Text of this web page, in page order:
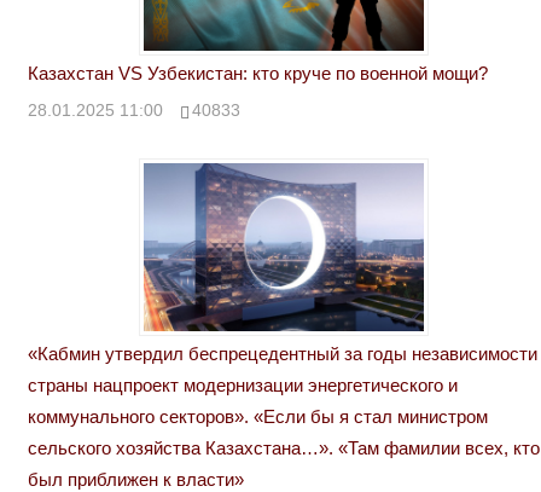
Казахстан VS Узбекистан: кто круче по военной мощи?
28.01.2025 11:00 40833
«Кабмин утвердил беспрецедентный за годы независимости
страны нацпроект модернизации энергетического и
коммунального секторов». «Если бы я стал министром
сельского хозяйства Казахстана…». «Там фамилии всех, кто
был приближен к власти»